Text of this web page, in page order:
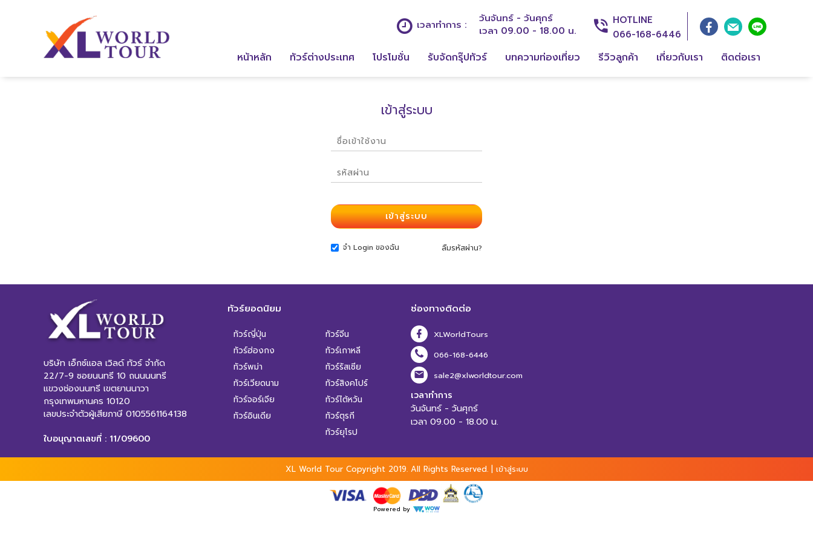
เวลาทำการ :
วันจันทร์ - วันศุกร์
เวลา 09.00 - 18.00 น.
HOTLINE
066-168-6446
หน้าหลัก ทัวร์ต่างประเทศ โปรโมชั่น รับจัดกรุ๊ปทัวร์ บทความท่องเที่ยว รีวิวลูกค้า เกี่ยวกับเรา ติดต่อเรา
เข้าสู่ระบบ
จำ Login ของฉัน ลืมรหัสผ่าน?
บริษัท เอ็กซ์แอล เวิลด์ ทัวร์ จำกัด
22/7-9 ซอยนนทรี 10 ถนนนนทรี
แขวงช่องนนทรี เขตยานนาวา
กรุงเทพมหานคร 10120
เลขประจำตัวผู้เสียภาษี 0105561164138
ใบอนุญาตเลขที่ : 11/09600
ทัวร์ยอดนิยม
ทัวร์ญี่ปุ่น
ทัวร์ฮ่องกง
ทัวร์พม่า
ทัวร์เวียดนาม
ทัวร์จอร์เจีย
ทัวร์อินเดีย
ทัวร์จีน
ทัวร์เกาหลี
ทัวร์รัสเซีย
ทัวร์สิงคโปร์
ทัวร์ไต้หวัน
ทัวร์ตุรกี
ทัวร์ยุโรป
ช่องทางติดต่อ
XLWorldTours
066-168-6446
sale2@xlworldtour.com
เวลาทำการ
วันจันทร์ - วันศุกร์
เวลา 09.00 - 18.00 น.
XL World Tour Copyright 2019. All Rights Reserved. | เข้าสู่ระบบ
Powered by